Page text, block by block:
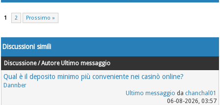
1 2 Prossimo »
Discussioni simili
Discussione / Autore Ultimo messaggio
Qual è il deposito minimo più conveniente nei casinò online?
Dannber
Ultimo messaggio da chanchal01
06-08-2026, 03:57